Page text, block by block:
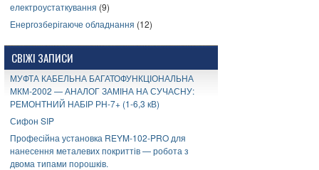
електроустаткування (9)
Енергозберігаюче обладнання (12)
СВІЖІ ЗАПИСИ
МУФТА КАБЕЛЬНА БАГАТОФУНКЦІОНАЛЬНА
МКМ-2002 — АНАЛОГ ЗАМІНА НА СУЧАСНУ:
РЕМОНТНИЙ НАБІР РН-7+ (1-6,3 кВ)
Сифон SIP
Професійна установка REYM-102-PRO для
нанесення металевих покриттів — робота з
двома типами порошків.